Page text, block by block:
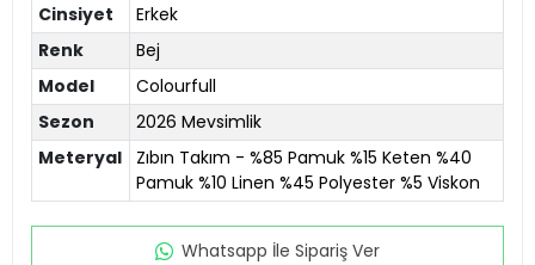
Cinsiyet
Erkek
Renk
Bej
Model
Colourfull
Sezon
2026 Mevsimlik
Meteryal
Zıbın Takım - %85 Pamuk %15 Keten %40
Pamuk %10 Linen %45 Polyester %5 Viskon
Whatsapp İle Sipariş Ver